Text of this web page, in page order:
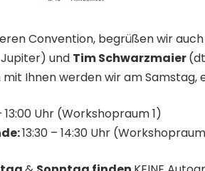
Convention, begrüßen wir
und Tim Schwarzmaier
Ihnen werden wir am
13:00 Uhr (Workshopraum 1)
13:30 – 14:30 Uhr